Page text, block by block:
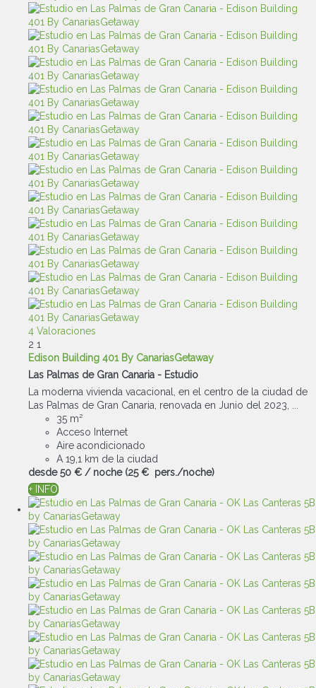
4 Valoraciones
2 1
Edison Building 401 By CanariasGetaway
Las Palmas de Gran Canaria - Estudio
La moderna vivienda vacacional, en el centro de la ciudad de
Las Palmas de Gran Canaria, renovada en Junio del 2023, ...
35 m²
Acceso Internet
Aire acondicionado
A 19,1 km de la ciudad
desde 50 € / noche (25 € pers./noche)
+ INFO